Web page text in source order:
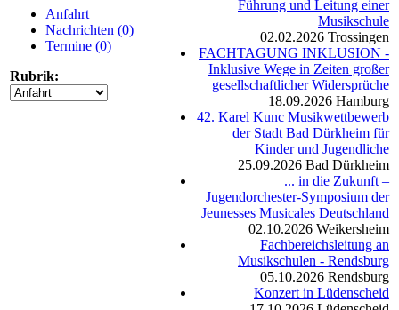
Anfahrt
Nachrichten (0)
Termine (0)
Rubrik:
Führung und Leitung einer
Musikschule
02.02.2026 Trossingen
FACHTAGUNG INKLUSION -
Inklusive Wege in Zeiten großer
gesellschaftlicher Widersprüche
18.09.2026 Hamburg
42. Karel Kunc Musikwettbewerb
der Stadt Bad Dürkheim für
Kinder und Jugendliche
25.09.2026 Bad Dürkheim
... in die Zukunft –
Jugendorchester-Symposium der
Jeunesses Musicales Deutschland
02.10.2026 Weikersheim
Fachbereichsleitung an
Musikschulen - Rendsburg
05.10.2026 Rendsburg
Konzert in Lüdenscheid